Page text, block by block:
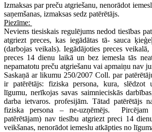
Izmaksas par preču atgriešanu, nenorādot
saņemšanas, izmaksas sedz patērētājs.
Piezīme:
Neviens tiesiskais regulējums nedod tiesības
atgriezt preces, kas iegādātas tā- sauca
(darbojas veikals). Iegādājoties preces
preces 14 dienu laikā un bez iemesla tās
nepamatotu preču atgriešanu vai apmaiņu nav
Saskaņā ar likumu 250/2007 Coll. par
ir patērētājs: fiziska persona, kura, slēdzot
līgumu, nerīkojas savas saimnieciskās
darba ietvaros. profesijām. Tātad patērētājs
fiziska persona – ne-uzņēmējs. Pircējam
patērētājam) nav tiesību atgriezt preci 14
veikšanas, nenorādot iemeslu atkāpties no